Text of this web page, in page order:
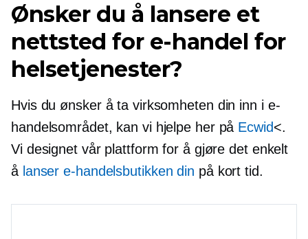
Ønsker du å lansere et
nettsted for e-handel for
helsetjenester?
Hvis du ønsker å ta virksomheten din inn i e-
handelsområdet, kan vi hjelpe her på Ecwid<.
Vi designet vår plattform for å gjøre det enkelt
å lanser e-handelsbutikken din på kort tid.